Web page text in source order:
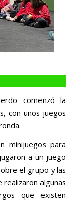
comenzó la
con unos juegos
minijuegos para
a un juego
el grupo y las
algunas
que existen